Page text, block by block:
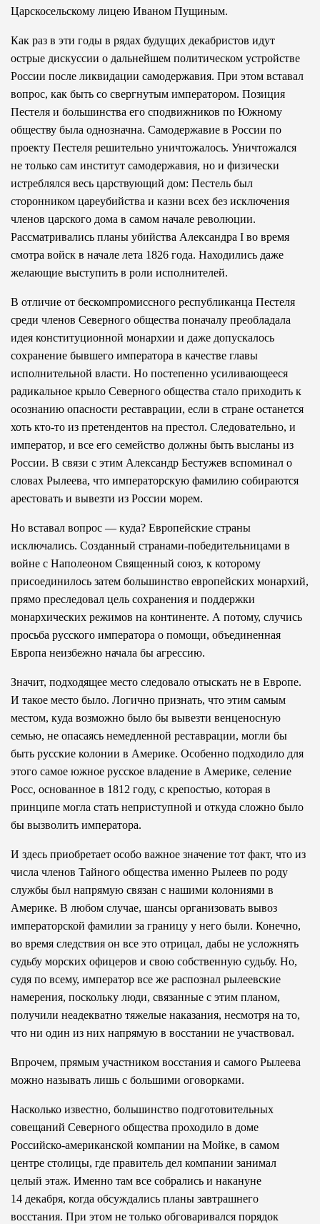
Царскосельскому лицею Иваном Пущиным.
Как раз в эти годы в рядах будущих декабристов идут
острые дискуссии о дальнейшем политическом устройстве
России после ликвидации самодержавия. При этом вставал
вопрос, как быть со свергнутым императором. Позиция
Пестеля и большинства его сподвижников по Южному
обществу была однозначна. Самодержавие в России по
проекту Пестеля решительно уничтожалось. Уничтожался
не только сам институт самодержавия, но и физически
истреблялся весь царствующий дом: Пестель был
сторонником цареубийства и казни всех без исключения
членов царского дома в самом начале революции.
Рассматривались планы убийства Александра I во время
смотра войск в начале лета 1826 года. Находились даже
желающие выступить в роли исполнителей.
В отличие от бескомпромиссного республиканца Пестеля
среди членов Северного общества поначалу преобладала
идея конституционной монархии и даже допускалось
сохранение бывшего императора в качестве главы
исполнительной власти. Но постепенно усиливающееся
радикальное крыло Северного общества стало приходить к
осознанию опасности реставрации, если в стране останется
хоть кто-то из претендентов на престол. Следовательно, и
император, и все его семейство должны быть высланы из
России. В связи с этим Александр Бестужев вспоминал о
словах Рылеева, что императорскую фамилию собираются
арестовать и вывезти из России морем.
Но вставал вопрос — куда? Европейские страны
исключались. Созданный странами-победительницами в
войне с Наполеоном Священный союз, к которому
присоединилось затем большинство европейских монархий,
прямо преследовал цель сохранения и поддержки
монархических режимов на континенте. А потому, случись
просьба русского императора о помощи, объединенная
Европа неизбежно начала бы агрессию.
Значит, подходящее место следовало отыскать не в Европе.
И такое место было. Логично признать, что этим самым
местом, куда возможно было бы вывезти венценосную
семью, не опасаясь немедленной реставрации, могли бы
быть русские колонии в Америке. Особенно подходило для
этого самое южное русское владение в Америке, селение
Росс, основанное в 1812 году, с крепостью, которая в
принципе могла стать неприступной и откуда сложно было
бы вызволить императора.
И здесь приобретает особо важное значение тот факт, что из
числа членов Тайного общества именно Рылеев по роду
службы был напрямую связан с нашими колониями в
Америке. В любом случае, шансы организовать вывоз
императорской фамилии за границу у него были. Конечно,
во время следствия он все это отрицал, дабы не усложнять
судьбу морских офицеров и свою собственную судьбу. Но,
судя по всему, император все же распознал рылеевские
намерения, поскольку люди, связанные с этим планом,
получили неадекватно тяжелые наказания, несмотря на то,
что ни один из них напрямую в восстании не участвовал.
Впрочем, прямым участником восстания и самого Рылеева
можно называть лишь с большими оговорками.
Насколько известно, большинство подготовительных
совещаний Северного общества проходило в доме
Российско-американской компании на Мойке, в самом
центре столицы, где правитель дел компании занимал
целый этаж. Именно там все собрались и накануне
14 декабря, когда обсуждались планы завтрашнего
восстания. При этом не только обговаривался порядок